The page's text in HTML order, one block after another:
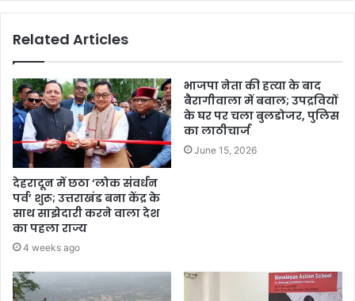
Related Articles
देहरादून में छठा ‘लोक संवर्धन
पर्व’ शुरू; उत्तराखंड बना केंद्र के
साथ साझेदारी करने वाला देश
का पहला राज्य
4 weeks ago
भाजपा नेता की हत्या के बाद
बैरागीवाला में बवाल; उपद्रवियों
के घर पर चला बुलडोजर, पुलिस
का लाठीचार्ज
June 15, 2026